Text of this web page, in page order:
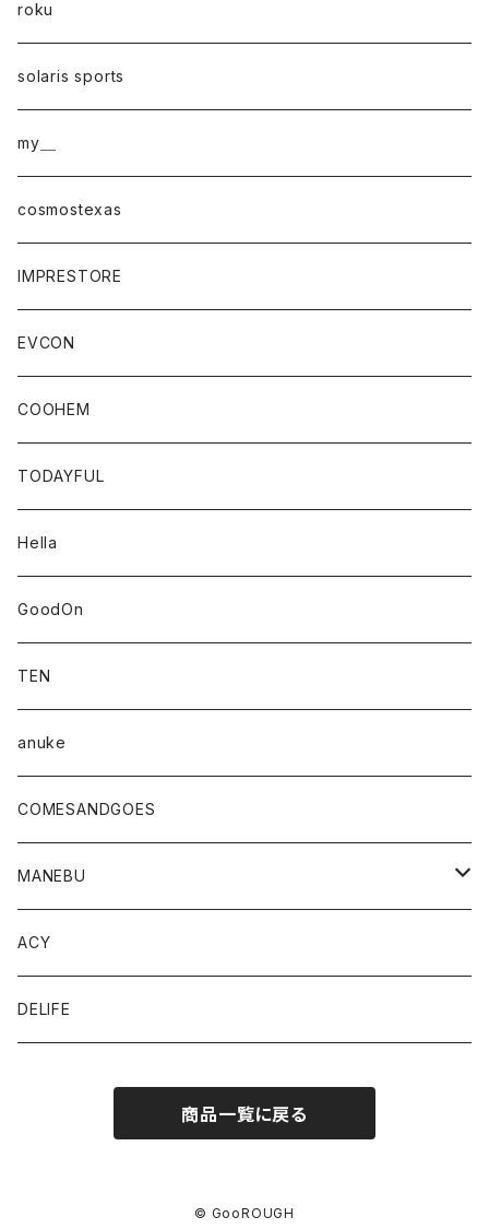
roku
solaris sports
my＿
cosmostexas
IMPRESTORE
EVCON
COOHEM
TODAYFUL
Hella
GoodOn
TEN
anuke
COMESANDGOES
MANEBU
SHOES
ACY
DELIFE
商品一覧に戻る
© GooROUGH